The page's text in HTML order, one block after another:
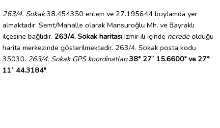
263/4. Sokak38.454350 enlem ve 27.195644 boylamda yer
almaktadır. Semt/Mahalle olarak Mansuroğlu Mh. ve Bayraklı
ilçesine bağlıdır. 263/4. Sokak haritası Izmir ili içinde nerede olduğu
harita merkezinde gösterilmektedir. 263/4. Sokak posta kodu
35030. 263/4. Sokak GPS koordinatları 38° 27´ 15.6600" ve 27°
11´ 44.3184".